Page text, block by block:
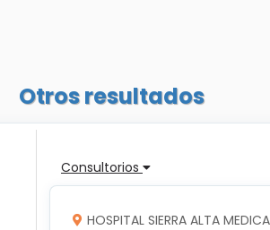
Otros resultados
Consultorios
HOSPITAL SIERRA ALTA